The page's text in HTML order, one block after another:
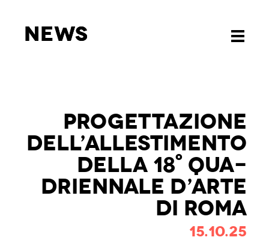
Toggle
News
Toggle
News
PRO­GET­TA­ZIO­NE
DEL­L’AL­LE­STI­MEN­TO
DEL­LA 18° QUA­
DRIEN­NA­LE D’AR­TE
DI ROMA
15.10.25